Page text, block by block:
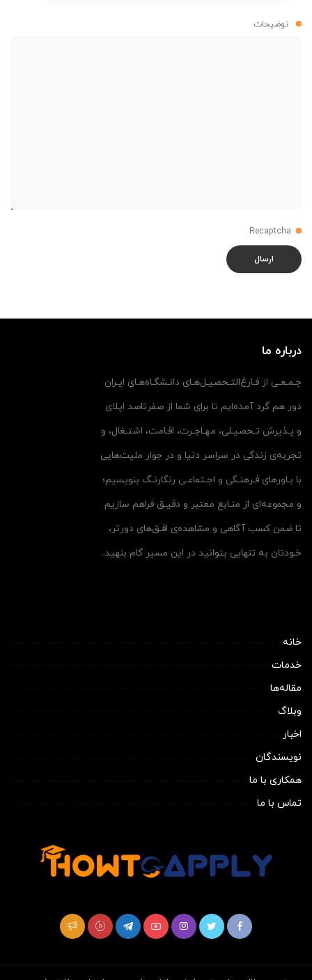
توضیحات
Recaptcha
درباره ما
جـمـعـی از فـارغ‌التـحصیـل‌هـای دانـشگـاه‌هـای ایـران
دور هم گرد آمده‌ایم تا برای شما از صفرتاصد اپلای
و پـذیرش تـحصیـلی، مهـاجـرت، اقـامت، اشتـغال، و
تجربه‌ی زندگی در سراسر دنیا و در جوار ملیت‌هایی
با بـاورهای فـرهنـگی و اجـتماعـی رنگارنـگ بنویسیم؛
و مجموعه‌ای از منـابع معتبر و دقیـق فراهم سازیم
تا ضمن کسب آگاهی و مشاهده‌ی افـق‌های دورتر،
خـودتان به تنهایی بتوانید در این مسیر گام بنهید.
خانه
خدمات
مقاله‌ها
وبلاگ
اخبار
نویسندگان
همکاری با ما
تماس با ما